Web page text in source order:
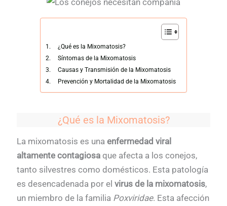
¿Qué es la Mixomatosis?
Síntomas de la Mixomatosis
Causas y Transmisión de la Mixomatosis
Prevención y Mortalidad de la Mixomatosis
¿Qué es la Mixomatosis?
La mixomatosis es unaenfermedad viral
altamente contagiosa que afecta a los conejos,
tanto silvestres como domésticos. Esta patología
es desencadenada por elvirus de la mixomatosis,
un miembro de la familia Poxviridae. Esta afección